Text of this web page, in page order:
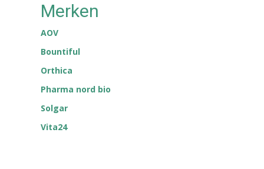
Merken
AOV
Bountiful
Orthica
Pharma nord bio
Solgar
Vita24